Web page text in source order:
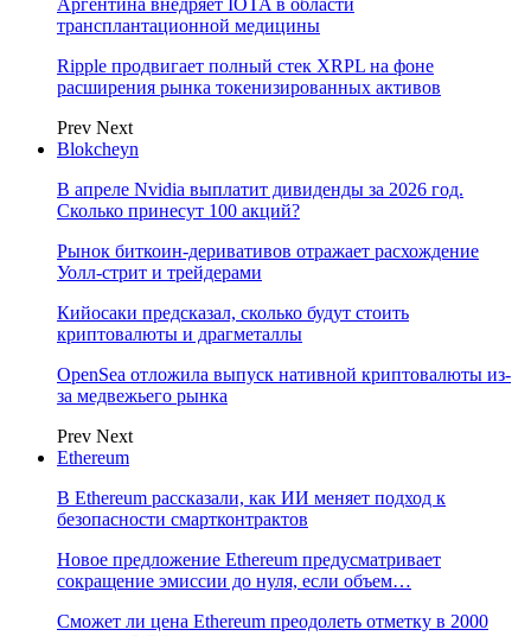
Аргентина внедряет IOTA в области
трансплантационной медицины
Ripple продвигает полный стек XRPL на фоне
расширения рынка токенизированных активов
Prev Next
Blokcheyn
В апреле Nvidia выплатит дивиденды за 2026 год.
Сколько принесут 100 акций?
Рынок биткоин-деривативов отражает расхождение
Уолл-стрит и трейдерами
Кийосаки предсказал, сколько будут стоить
криптовалюты и драгметаллы
OpenSea отложила выпуск нативной криптовалюты из-
за медвежьего рынка
Prev Next
Ethereum
В Ethereum рассказали, как ИИ меняет подход к
безопасности смартконтрактов
Новое предложение Ethereum предусматривает
сокращение эмиссии до нуля, если объем…
Сможет ли цена Ethereum преодолеть отметку в 2000